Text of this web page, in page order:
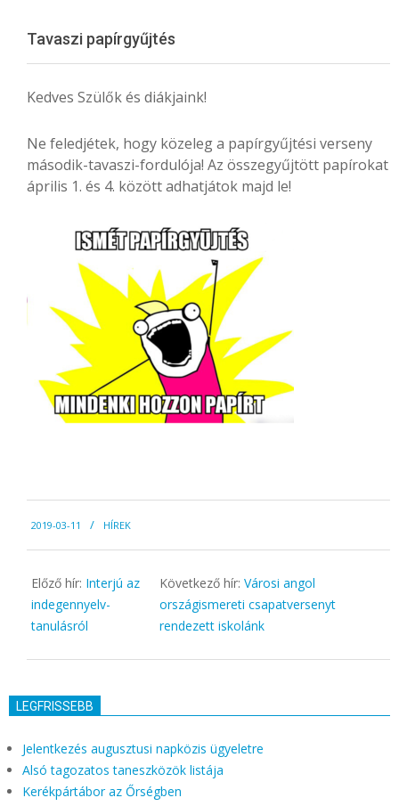
Tavaszi papírgyűjtés
Kedves Szülők és diákjaink!
Ne feledjétek, hogy közeleg a papírgyűjtési verseny
második-tavaszi-fordulója! Az összegyűjtött papírokat
április 1. és 4. között adhatjátok majd le!
03-
11
2019-03-11 HÍREK
Előző hír: Interjú az
indegennyelv-
tanulásról
Következő hír:Városi angol
országismereti csapatversenyt
rendezett iskolánk
LEGFRISSEBB
Jelentkezés augusztusi napközis ügyeletre
Alsó tagozatos taneszközök listája
Kerékpártábor az Őrségben